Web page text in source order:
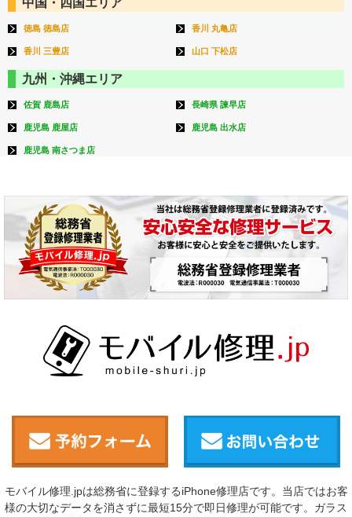
中国・四国エリア
徳島 徳島店 香川 丸亀店
香川 三豊店 山口 下松店
九州・沖縄エリア
佐賀 鹿島店 長崎県 諫早店
鹿児島 鹿屋店 鹿児島 出水店
鹿児島 南さつま店
モバイル修理.jpは総務省に登録するiPhone修理店です。当店ではお客
様の大切なデータを消さずに最短15分で即日修理が可能です。ガラス